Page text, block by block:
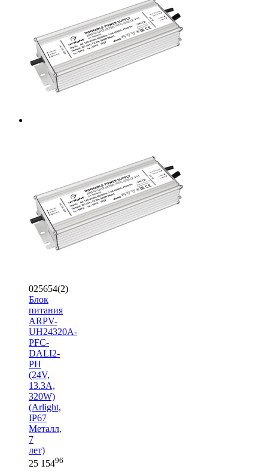
025654(2)
Блок
питания
ARPV-
UH24320A-
PFC-
DALI2-
PH
(24V,
13.3A,
320W)
(Arlight,
IP67
Металл,
7
лет)
25 15496